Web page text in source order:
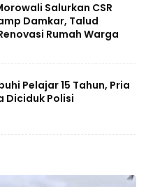
Salurkan CSR
Damkar, Talud
Rumah Warga
Pelajar 15 Tahun, Pria
Diciduk Polisi